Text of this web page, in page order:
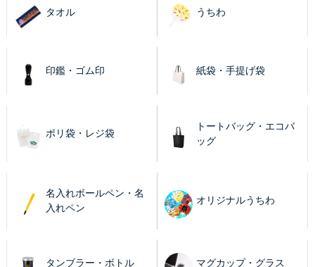
タオル うちわ
印鑑・ゴム印 紙袋・手提げ袋
ポリ袋・レジ袋
トートバッグ・エコバ
ッグ
名入れボールペン・名
入れペン
オリジナルうちわ
タンブラー・ボトル マグカップ・グラス